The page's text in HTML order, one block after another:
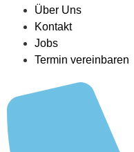
Über Uns
Kontakt
Jobs
Termin vereinbaren